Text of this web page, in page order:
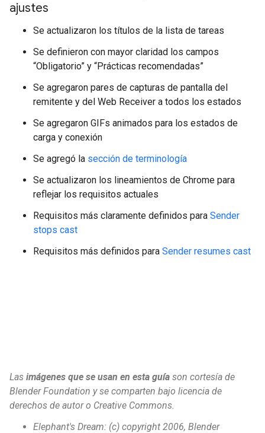
ajustes
Se actualizaron los títulos de la lista de tareas
Se definieron con mayor claridad los campos
“Obligatorio” y “Prácticas recomendadas”
Se agregaron pares de capturas de pantalla del
remitente y del Web Receiver a todos los estados
Se agregaron GIFs animados para los estados de
carga y conexión
Se agregó la sección de terminología
Se actualizaron los lineamientos de Chrome para
reflejar los requisitos actuales
Requisitos más claramente definidos para Sender
stops cast
Requisitos más definidos para Sender resumes cast
Las imágenes que se usan en esta guía son cortesía de
Blender Foundation y se comparten bajo licencia de
derechos de autor o Creative Commons.
Elephant's Dream: (c) copyright 2006, Blender